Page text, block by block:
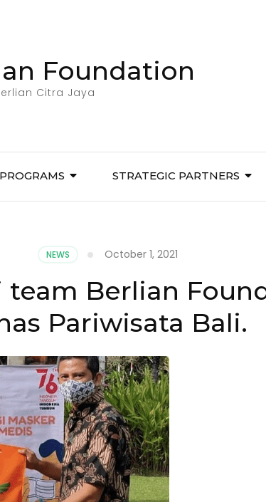
Foundation
Citra Jaya
PROGRAMS STRATEGIC PARTNERS
NEWS October 1, 2021
team Berlian
Pariwisata Bali.